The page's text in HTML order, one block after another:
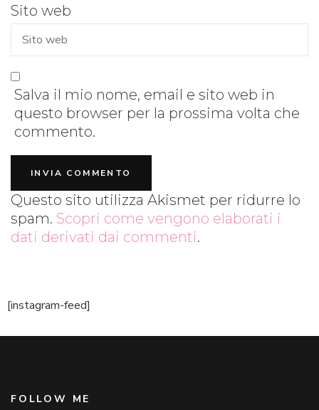
Sito web
Salva il mio nome, email e sito web in
questo browser per la prossima volta che
commento.
Questo sito utilizza Akismet per ridurre lo
spam. Scopri come vengono elaborati i
dati derivati dai commenti.
[instagram-feed]
FOLLOW ME